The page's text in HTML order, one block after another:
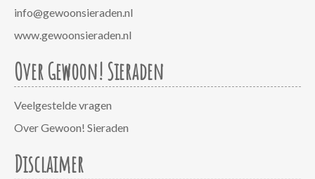
info@gewoonsieraden.nl
www.gewoonsieraden.nl
Over Gewoon! Sieraden
Veelgestelde vragen
Over Gewoon! Sieraden
Disclaimer